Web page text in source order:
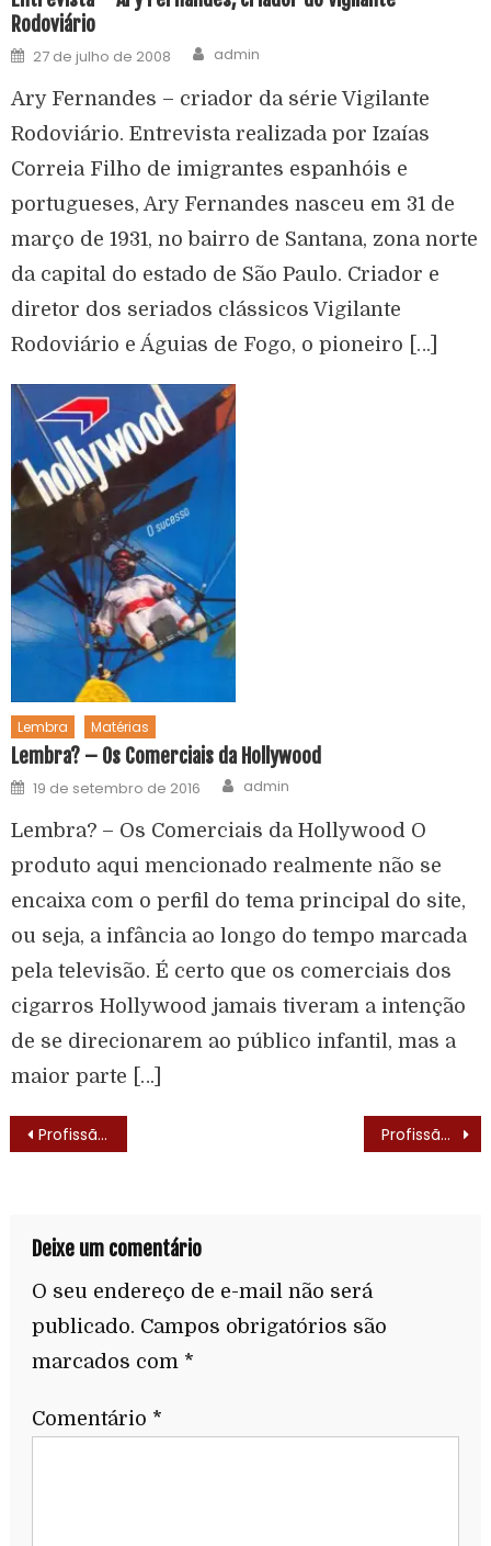
Rodoviário
27 de julho de 2008 admin
Ary Fernandes – criador da série Vigilante
Rodoviário. Entrevista realizada por Izaías
Correia Filho de imigrantes espanhóis e
portugueses, Ary Fernandes nasceu em 31 de
março de 1931, no bairro de Santana, zona norte
da capital do estado de São Paulo. Criador e
diretor dos seriados clássicos Vigilante
Rodoviário e Águias de Fogo, o pioneiro […]
Lembra Matérias
Lembra? – Os Comerciais da Hollywood
19 de setembro de 2016 admin
Lembra? – Os Comerciais da Hollywood O
produto aqui mencionado realmente não se
encaixa com o perfil do tema principal do site,
ou seja, a infância ao longo do tempo marcada
pela televisão. É certo que os comerciais dos
cigarros Hollywood jamais tiveram a intenção
de se direcionarem ao público infantil, mas a
maior parte […]
Profissão Perigo (MacGyver – 1985) Profissão Perigo (MacGyver – 1985) – Elenco
Deixe um comentário
O seu endereço de e-mail não será
publicado. Campos obrigatórios são
marcados com *
Comentário *